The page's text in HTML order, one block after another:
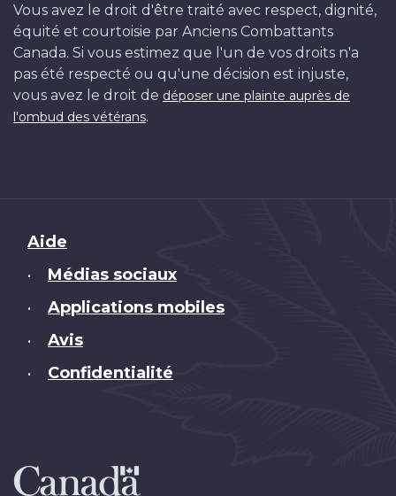
Vous avez le droit d'être traité avec respect, dignité,
équité et courtoisie par Anciens Combattants
Canada. Si vous estimez que l'un de vos droits n'a
pas été respecté ou qu'une décision est injuste,
vous avez le droit de déposer une plainte auprès de
l'ombud des vétérans.
Brand
Aide
• Médias sociaux
• Applications mobiles
• Avis
• Confidentialité